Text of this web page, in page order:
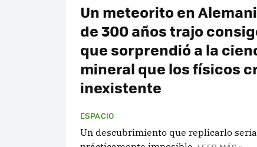
Un meteorito en
de 300 años trajo
que sorprendió a la
mineral que los físicos
inexistente
ESPACIO
Un descubrimiento que replicarlo sería